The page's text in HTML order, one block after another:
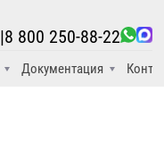
Документация
|8 800 250-88-22